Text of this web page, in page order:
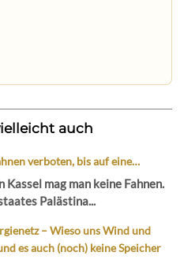
auch
verboten, bis auf eine…
mag man keine Fahnen.
Palästina...
– Wieso uns Wind und
es auch (noch) keine Speicher